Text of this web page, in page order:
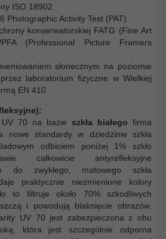
ISO 18902
Photographic Activity Test (PAT)
konserwatorskiej FATG (Fine Art
(Professional Picture Framers
słonecznym na poziomie
laboratorium fizyczne w Wielkiej
EN 410
UV 70 na bazie szkła białego firma
nowe standardy w dziedzinie szkła
odbiciem poniżej 1% szkło
całkowicie antyrefleksyjne
do zwykłego, matowego szkła
praktycznie niezmienione kolory
to filtruje około 70% szkodliwych
i powodują blaknięcie obrazów.
UV 70 jest zabezpieczona z obu
która jest szczególnie odporna